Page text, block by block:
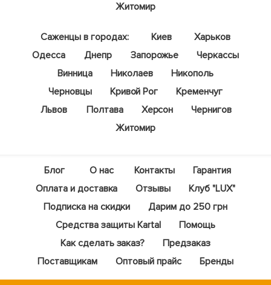
Житомир
Саженцы в городах: Киев
Харьков
Одесса
Днепр Запорожье
Черкассы
Винница
Николаев
Никополь
Черновцы
Кривой Рог
Кременчуг
Львов
Полтава Херсон
Чернигов
Житомир
Блог О нас Контакты
Гарантия
Оплата и доставка
Отзывы
Клуб "LUX"
Подписка на скидки
Дарим до 250 грн
Средства защиты Kartal
Помощь
Как сделать заказ?
Предзаказ
Поставщикам
Оптовый прайс Бренды